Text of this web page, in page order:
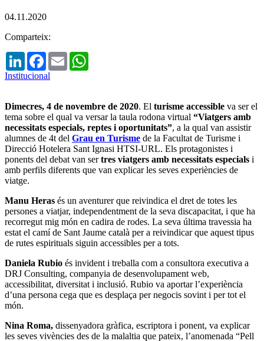
04.11.2020
Comparteix:
LinkedInFacebook
Email
Institucional
Dimecres, 4 de novembre de 2020. El turisme accessible va ser el
tema sobre el qual va versar la taula rodona virtual “Viatgers amb
necessitats especials, reptes i oportunitats”, a la qual van assistir
alumnes de 4t del Grau en Turisme de la Facultat de Turisme i
Direcció Hotelera Sant Ignasi HTSI-URL. Els protagonistes i
ponents del debat van sertres viatgers amb necessitats especials i
amb perfils diferents que van explicar les seves experiències de
viatge.
Manu Heras és un aventurer que reivindica el dret de totes les
persones a viatjar, independentment de la seva discapacitat, i que ha
recorregut mig món en cadira de rodes. La seva última travessia ha
estat el camí de Sant Jaume català per a reivindicar que aquest tipus
de rutes espirituals siguin accessibles per a tots.
Daniela Rubio és invident i treballa com a consultora executiva a
DRJ Consulting, companyia de desenvolupament web,
accessibilitat, diversitat i inclusió. Rubio va aportar l’experiència
d’una persona cega que es desplaça per negocis sovint i per tot el
món.
Nina Roma, dissenyadora gràfica, escriptora i ponent, va explicar
les seves vivències des de la malaltia que pateix, l’anomenada “Pell